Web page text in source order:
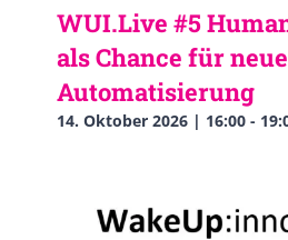
WUI.Live #5
als Chance für neue
Automatisierung
14. Oktober 2026 | 16:00 -